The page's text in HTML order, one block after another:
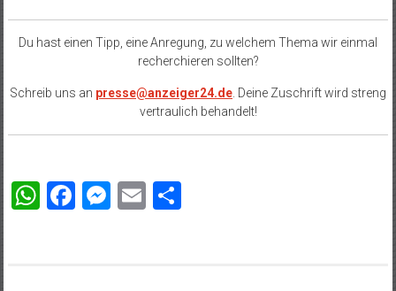
Du hast einen Tipp, eine Anregung, zu welchem Thema wir einmal
recherchieren sollten?
Schreib uns an presse@anzeiger24.de . Deine Zuschrift wird streng
vertraulich behandelt!
WhatsApp
Facebook
Messenger
EmailTeilen